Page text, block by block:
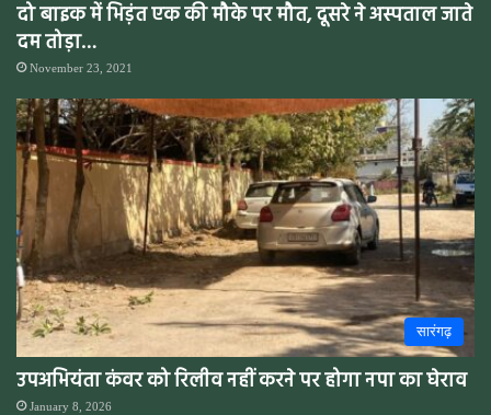
दो बाइक में भिड़ंत एक की मौके पर मौत, दूसरे ने अस्पताल जाते
दम तोड़ा…
November 23, 2021
सारंगढ़
उपअभियंता कंवर को रिलीव नहीं करने पर होगा नपा का घेराव
January 8, 2026